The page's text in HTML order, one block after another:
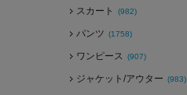
スカート (982)
パンツ (1758)
ワンピース (907)
ジャケット/アウター (983)